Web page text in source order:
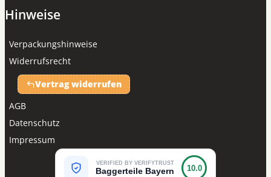
Hinweise
Verpackungshinweise
Widerrufsrecht
Vertrag widerrufen
AGB
Datenschutz
Impressum
VERIFIED BY VERIFYTRUST
Baggerteile Bayern 10.0